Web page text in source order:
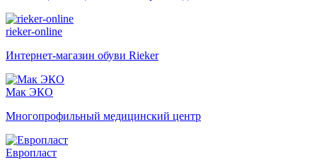
rieker-online
Интернет-магазин обуви Rieker
Мак ЭКО
Многопрофильный медицинский центр
Европласт